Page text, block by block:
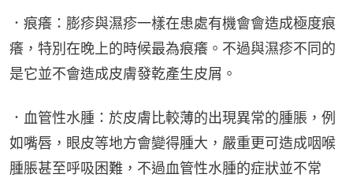
．痕癢：膨疹與濕疹一樣在患處有機會會造成極度痕
癢，特別在晚上的時候最為痕癢。不過與濕疹不同的
是它並不會造成皮膚發乾產生皮屑。
．血管性水腫：於皮膚比較薄的出現異常的腫脹，例
如嘴唇，眼皮等地方會變得腫大，嚴重更可造成咽喉
腫脹甚至呼吸困難，不過血管性水腫的症狀並不常